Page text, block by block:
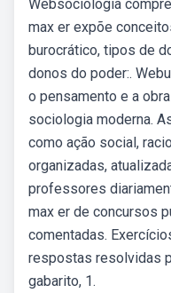
Websociologia
max er expõe
burocrático, tipos de
donos do poder:.
o pensamento e a
sociologia moderna.
como ação social,
organizadas,
professores
max er de concursos
comentadas.
respostas resolvidas
gabarito, 1.